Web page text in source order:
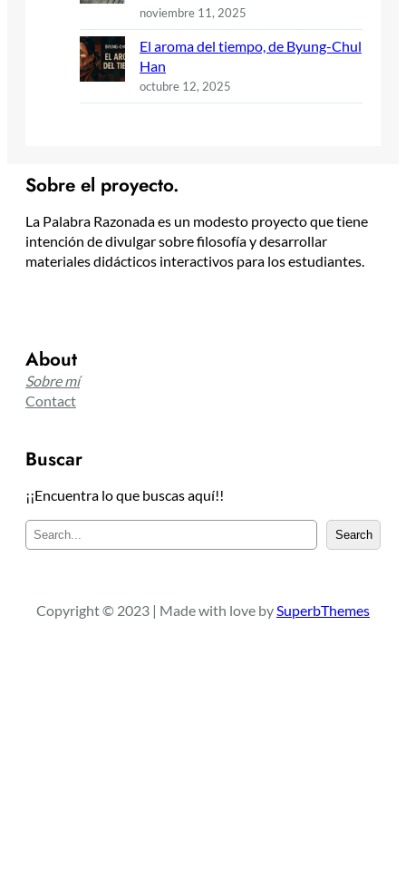
noviembre 11, 2025
El aroma del tiempo, de Byung-Chul
Han
octubre 12, 2025
Sobre el proyecto.
La Palabra Razonada es un modesto proyecto que tiene
intención de divulgar sobre filosofía y desarrollar
materiales didácticos interactivos para los estudiantes.
About
Sobre mí
Contact
Buscar
¡¡Encuentra lo que buscas aquí!!
u
a
Search
Copyright © 2023 | Made with love bySuperbThemes